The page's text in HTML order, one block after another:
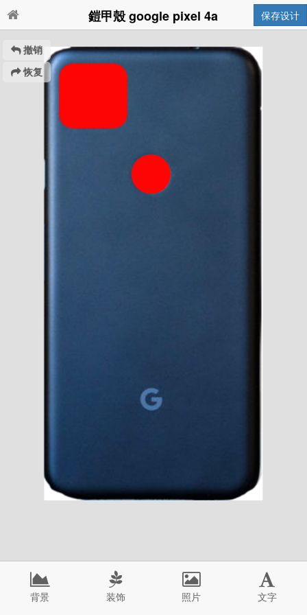
鎧甲殼 google pixel 4a 保存设计
撤销
恢复
背景 装饰 照片 文字